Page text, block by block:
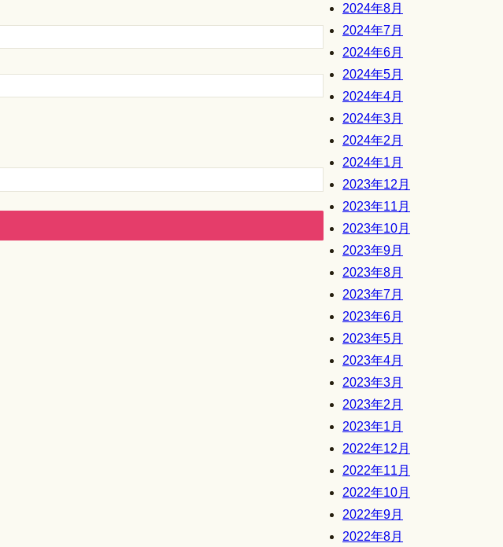
2024年8月
2024年7月
2024年6月
2024年5月
2024年4月
2024年3月
2024年2月
2024年1月
2023年12月
2023年11月
2023年10月
2023年9月
2023年8月
2023年7月
2023年6月
2023年5月
2023年4月
2023年3月
2023年2月
2023年1月
2022年12月
2022年11月
2022年10月
2022年9月
2022年8月